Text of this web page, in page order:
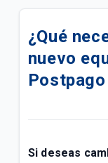
Cómo activar
Cómo activar
Cómo usar el
adquirirlos
Encuentra
¿Qué
nuevo
Si deseas